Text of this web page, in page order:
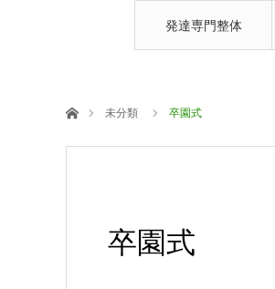
発達専門整体
ホーム未分類 卒園式
卒園式